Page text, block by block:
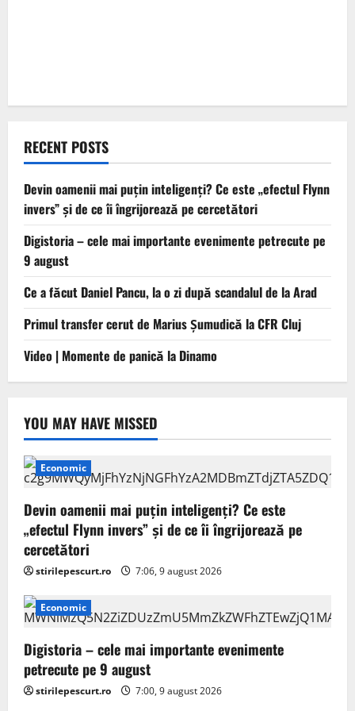
RECENT POSTS
Devin oamenii mai puțin inteligenți? Ce este „efectul Flynn
invers” și de ce îi îngrijorează pe cercetători
Digistoria – cele mai importante evenimente petrecute pe
9 august
Ce a făcut Daniel Pancu, la o zi după scandalul de la Arad
Primul transfer cerut de Marius Șumudică la CFR Cluj
Video | Momente de panică la Dinamo
YOU MAY HAVE MISSED
Economic
Devin oamenii mai puțin inteligenți? Ce este
„efectul Flynn invers” și de ce îi îngrijorează pe
cercetători
stirilepescurt.ro 7:06, 9 august 2026
Economic
Digistoria – cele mai importante evenimente
petrecute pe 9 august
stirilepescurt.ro 7:00, 9 august 2026